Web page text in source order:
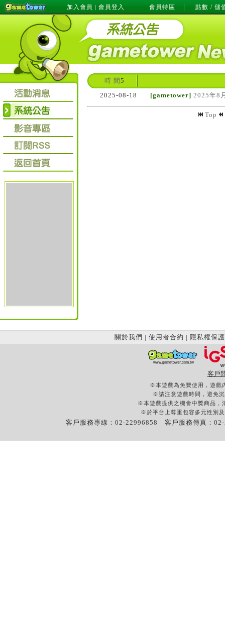
加入會員 | 會員登入 會員特區 點數 / 儲
時 間 5
2025-08-18
[gametower] 2025年8
Top
關於我們 | 使用者合約 | 隱私權保護
客戶
※本遊戲為免費使用，遊戲
※請注意遊戲時間，避免
※本遊戲提供之機會中獎商品，
※於平台上尊重包容多元性別
客戶服務專線：02-22996858 客戶服務傳真：